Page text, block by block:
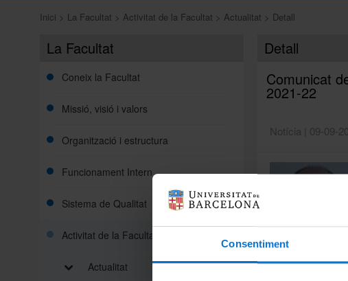
Consentiment
Inici La Facultat Activitat de la Facultat Actualitat Detall
La Facultat
Coneix la Facultat
Missió, visió i valors
Organització i estructura
Funcionament Intern
Sistema de Qualitat
Activitat de la Facultat
Actualitat
Detall
Comunicat
2021-22
Notícia | 09-09-